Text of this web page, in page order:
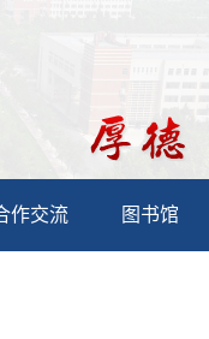
作交流 图书馆